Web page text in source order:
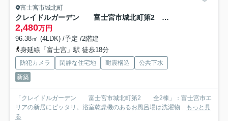
富士宮市城北町
クレイドルガーデン 富士宮市城北町第2 全2棟
2,480万円
96.38㎡ (4LDK) /予定 /2階建
身延線「富士宮」駅 徒歩18分
防犯カメラ 閑静な住宅地 耐震構造
公共下水
新築
「クレイドルガーデン 富士宮市城北町第2 全2棟」：富士宮市エ
リアの新居にピッタリ。浴室乾燥機のあるお風呂場は洗濯物... もっと見
る